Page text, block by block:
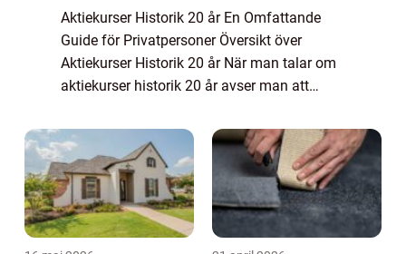
Aktiekurser Historik 20 år En Omfattande
Guide för Privatpersoner Översikt över
Aktiekurser Historik 20 år När man talar om
aktiekurser historik 20 år avser man att
och marknader har utvecklats under en tju...